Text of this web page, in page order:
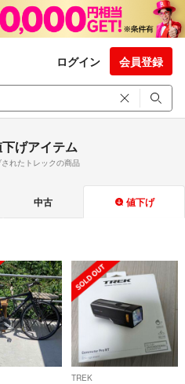
ログイン 会員登録
げアイテム
れたトレックの商品
中古 値下げ
TREK